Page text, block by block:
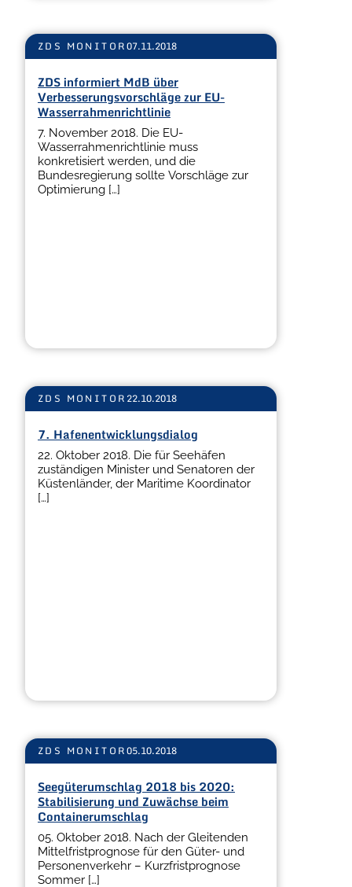
ZDS MONITOR07.11.2018
ZDS informiert MdB über
Verbesserungsvorschläge zur EU-
Wasserrahmenrichtlinie
7. November 2018. Die EU-
Wasserrahmenrichtlinie muss
konkretisiert werden, und die
Bundesregierung sollte Vorschläge zur
Optimierung […]
ZDS MONITOR 22.10.2018
7. Hafenentwicklungsdialog
22. Oktober 2018. Die für Seehäfen
zuständigen Minister und Senatoren der
Küstenländer, der Maritime Koordinator
[…]
ZDS MONITOR05.10.2018
Seegüterumschlag 2018 bis 2020:
Stabilisierung und Zuwächse beim
Containerumschlag
05. Oktober 2018. Nach der Gleitenden
Mittelfristprognose für den Güter- und
Personenverkehr – Kurzfristprognose
Sommer […]